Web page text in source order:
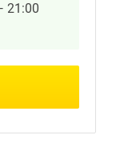
21:00